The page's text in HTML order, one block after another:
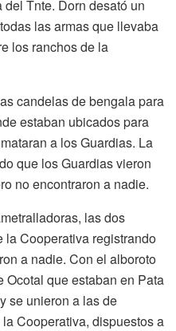
Tnte. Dorn desató un
las armas que llevaba
los ranchos de la
candelas de bengala para
estaban ubicados para
a los Guardias. La
que los Guardias vieron
no encontraron a nadie.
las dos
la Cooperativa registrando
a nadie. Con el alboroto
que estaban en Pata
se unieron a las de
Cooperativa, dispuestos a